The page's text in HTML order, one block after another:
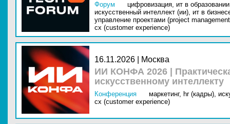
Форум цифровизация, ит в
искусственный интеллект (ии), ит в
управление проектами (project
cx (customer experience)
16.11.2026 | Москва
ИИ КОНФА 2026 |
искусственному интеллекту
Конференция маркетинг, hr (кадры),
cx (customer experience)